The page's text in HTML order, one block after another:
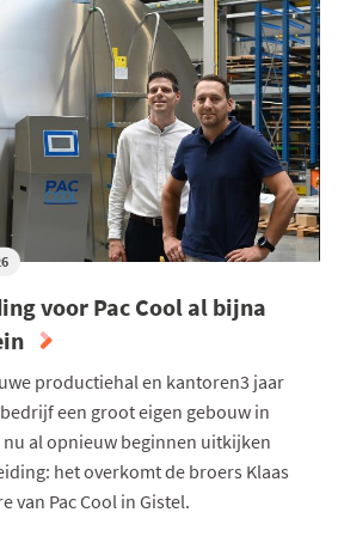
voor Pac Cool al bijna
productiehal en kantoren3 jaar
een groot eigen gebouw in
al opnieuw beginnen uitkijken
het overkomt de broers Klaas
van Pac Cool in Gistel.